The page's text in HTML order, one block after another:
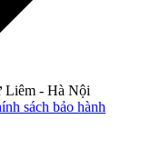
Liêm - Hà Nội
sách bảo hành